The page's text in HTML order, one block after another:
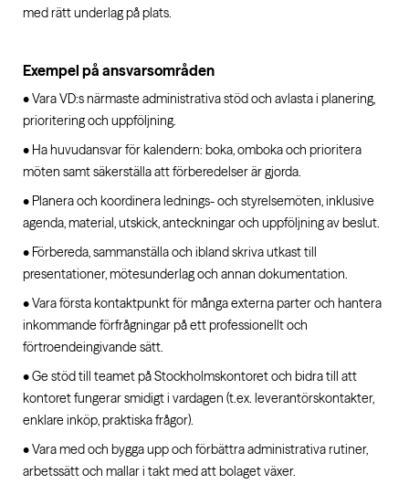
med rätt underlag på plats.
Exempel på ansvarsområden
• Vara VD:s närmaste administrativa stöd och avlasta i planering,
prioritering och uppföljning.
• Ha huvudansvar för kalendern: boka, omboka och prioritera
möten samt säkerställa att förberedelser är gjorda.
• Planera och koordinera lednings- och styrelsemöten, inklusive
agenda, material, utskick, anteckningar och uppföljning av beslut.
• Förbereda, sammanställa och ibland skriva utkast till
presentationer, mötesunderlag och annan dokumentation.
• Vara första kontaktpunkt för många externa parter och hantera
inkommande förfrågningar på ett professionellt och
förtroendeingivande sätt.
• Ge stöd till teamet på Stockholmskontoret och bidra till att
kontoret fungerar smidigt i vardagen (t.ex. leverantörskontakter,
enklare inköp, praktiska frågor).
• Vara med och bygga upp och förbättra administrativa rutiner,
arbetssätt och mallar i takt med att bolaget växer.